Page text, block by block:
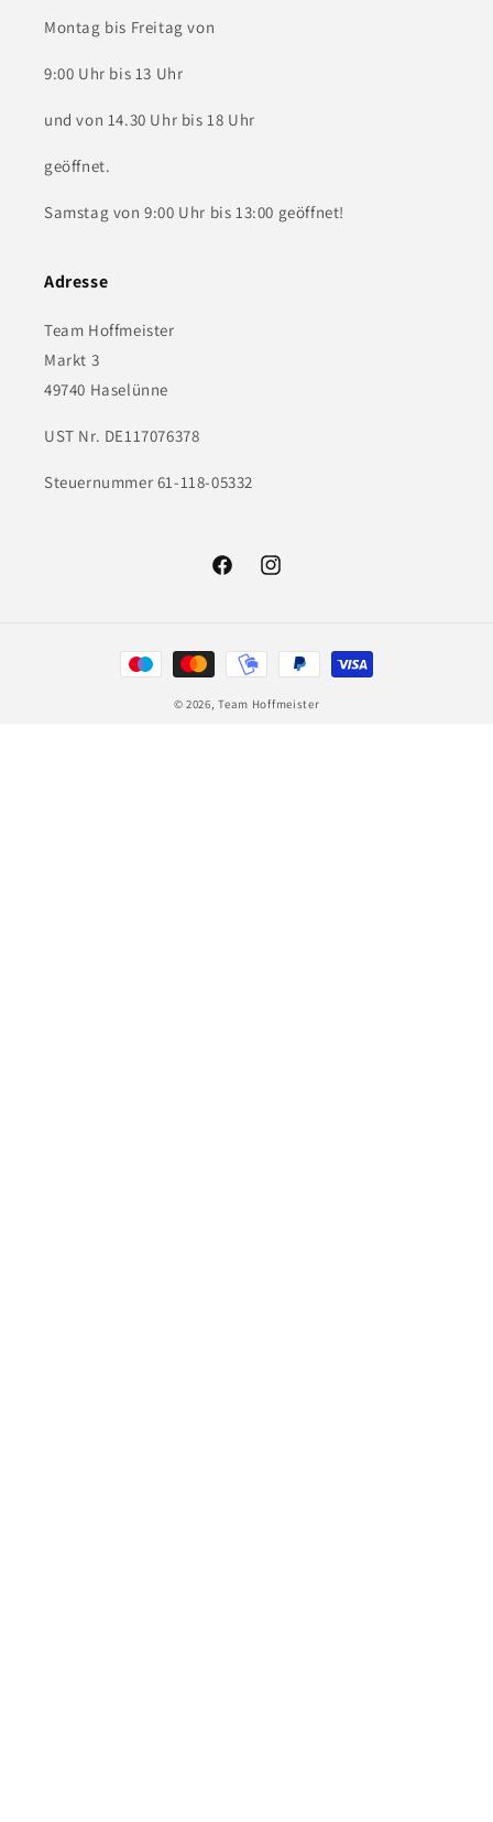
Montag bis Freitag von
9:00 Uhr bis 13 Uhr
und von 14.30 Uhr bis 18 Uhr
geöffnet.
Samstag von 9:00 Uhr bis 13:00 geöffnet!
Adresse
Team Hoffmeister
Markt 3
49740 Haselünne
UST Nr. DE117076378
Steuernummer 61-118-05332
FacebookInstagram
Zahlungsmethoden
© 2026,Team Hoffmeister